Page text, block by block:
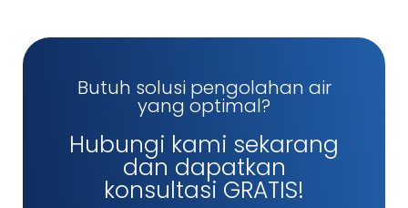
Butuh solusi pengolahan air
yang optimal?
Hubungi kami sekarang
dan dapatkan
konsultasi GRATIS!